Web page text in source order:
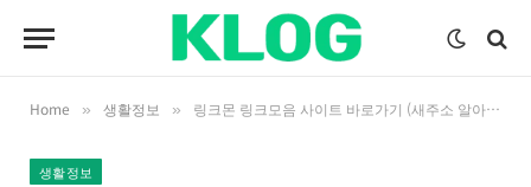
Home » 생활정보 » 링크몬 링크모음 사이트 바로가기 (새주소 알아보기)
생활정보